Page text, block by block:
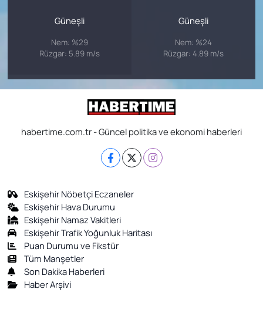
Güneşli
Nem: %29
Rüzgar: 5.89 m/s
Güneşli
Nem: %24
Rüzgar: 4.89 m/s
habertime.com.tr - Güncel politika ve ekonomi haberleri
Eskişehir Nöbetçi Eczaneler
Eskişehir Hava Durumu
Eskişehir Namaz Vakitleri
Eskişehir Trafik Yoğunluk Haritası
Puan Durumu ve Fikstür
Tüm Manşetler
Son Dakika Haberleri
Haber Arşivi